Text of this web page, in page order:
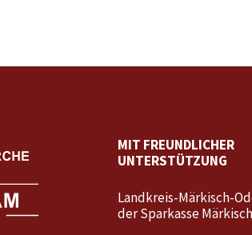
MIT FREUNDLICHER
UNTERSTÜTZUNG
Landkreis-Märkisch-
der Sparkasse